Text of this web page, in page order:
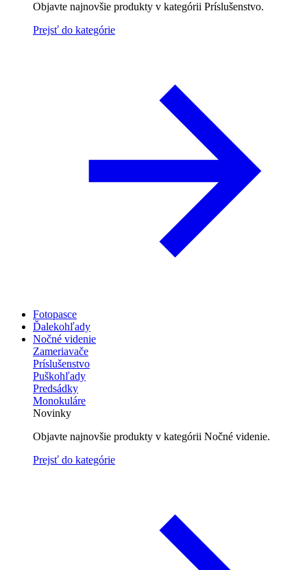
Objavte najnovšie produkty v kategórii Príslušenstvo.
Prejsť do kategórie
Fotopasce
Ďalekohľady
Nočné videnie
Zameriavače
Príslušenstvo
Puškohľady
Predsádky
Monokuláre
Novinky
Objavte najnovšie produkty v kategórii Nočné videnie.
Prejsť do kategórie